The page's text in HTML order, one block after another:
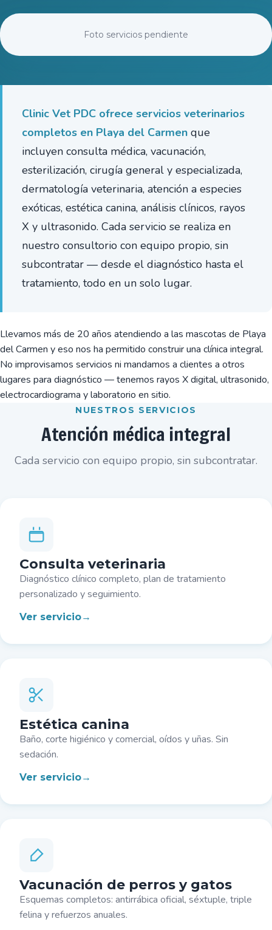
Foto servicios pendiente
Clinic Vet PDC ofrece servicios veterinarios
completos en Playa del Carmen que
incluyen consulta médica, vacunación,
esterilización, cirugía general y especializada,
dermatología veterinaria, atención a especies
exóticas, estética canina, análisis clínicos, rayos
X y ultrasonido. Cada servicio se realiza en
nuestro consultorio con equipo propio, sin
subcontratar — desde el diagnóstico hasta el
tratamiento, todo en un solo lugar.
Llevamos más de 20 años atendiendo a las mascotas de Playa
del Carmen y eso nos ha permitido construir una clínica integral.
No improvisamos servicios ni mandamos a clientes a otros
lugares para diagnóstico — tenemos rayos X digital, ultrasonido,
electrocardiograma y laboratorio en sitio.
NUESTROS SERVICIOS
Atención médica integral
Cada servicio con equipo propio, sin subcontratar.
Consulta veterinaria
Diagnóstico clínico completo, plan de tratamiento
personalizado y seguimiento.
Ver servicio
Estética canina
Baño, corte higiénico y comercial, oídos y uñas. Sin
sedación.
Ver servicio
Vacunación de perros y gatos
Esquemas completos: antirrábica oficial, séxtuple, triple
felina y refuerzos anuales.